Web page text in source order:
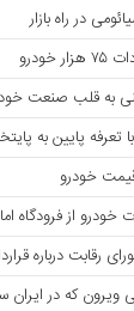
در راه بازار
به قلب صنعت
تعرفه پایین به
خودرو
خودرو از فرودگاه
رقابت درباره
ویرون که در ایران